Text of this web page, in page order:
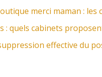
merci maman :
: quels cabinets
effective du